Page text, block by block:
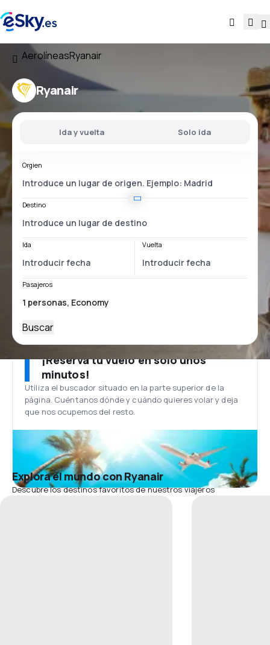
AerolíneasRyanair
Ryanair
Ida y vuelta Solo ida
Orgien
Destino
Ida Vuelta
Pasajeros
Buscar
¡Reserva tu vuelo en solo unos
minutos!
Utiliza el buscador situado en la parte superior de la
página. Cuéntanos dónde y cuándo quieres volar y deja
que nos ocupemos del resto.
Explora el mundo con Ryanair
Descubre los destinos favoritos de nuestros viajeros